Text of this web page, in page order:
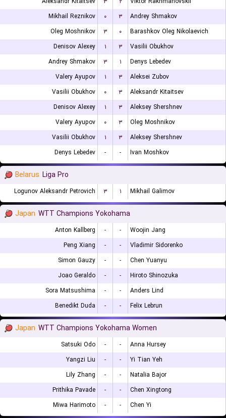
Mikhail Reznikov
۰ ۳
Andrey Shmakov
Oleg Moshnikov
۳ ۰
Barashkov Oleg Nikolaevich
Denisov Alexey
۱ ۳
Vasilii Obukhov
Andrey Shmakov
۳ ۱
Denys Lebedev
Valery Ayupov
۱ ۳
Aleksei Zubov
Vasilii Obukhov
۰ ۳
Aleksandr Kitaitsev
Denisov Alexey
۱ ۳
Aleksey Shershnev
Valery Ayupov
۰ ۳
Oleg Moshnikov
Vasilii Obukhov
۱ ۳
Aleksey Shershnev
Denys Lebedev
- - Ivan Moshkov
Belarus Liga Pro
Logunov Aleksandr Petrovich ۳ ۱ Mikhail Galimov
Japan WTT Champions Yokohama
Anton Kallberg - -
Woojin Jang
Peng Xiang
- -
Vladimir Sidorenko
Simon Gauzy
- -
Chen Yuanyu
Joao Geraldo
- -
Hiroto Shinozuka
Sora Matsushima
- -
Anders Lind
Benedikt Duda
- - Felix Lebrun
Japan WTT Champions Yokohama Women
Satsuki Odo - -
Anna Hursey
Yangzi Liu
- -
Yi Tian Yeh
Lily Zhang
- -
Natalia Bajor
Prithika Pavade
- -
Chen Xingtong
Miwa Harimoto
- - Chen Yi